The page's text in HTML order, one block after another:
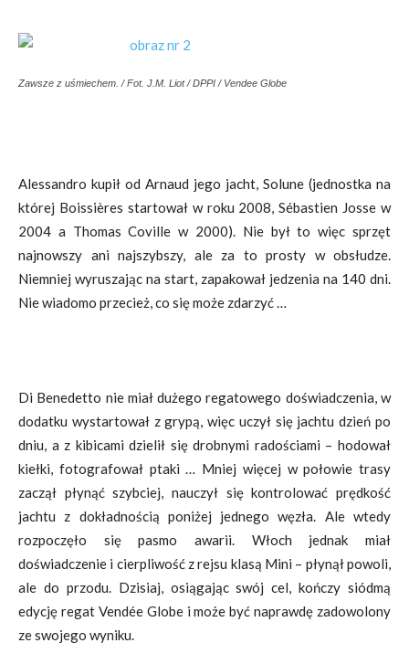
Zawsze z uśmiechem. / Fot. J.M. Liot / DPPI / Vendee Globe
Alessandro kupił od Arnaud jego jacht, Solune (jednostka na
której Boissières startował w roku 2008, Sébastien Josse w
2004 a Thomas Coville w 2000). Nie był to więc sprzęt
najnowszy ani najszybszy, ale za to prosty w obsłudze.
Niemniej wyruszając na start, zapakował jedzenia na 140 dni.
Nie wiadomo przecież, co się może zdarzyć …
Di Benedetto nie miał dużego regatowego doświadczenia, w
dodatku wystartował z grypą, więc uczył się jachtu dzień po
dniu, a z kibicami dzielił się drobnymi radościami – hodował
kiełki, fotografował ptaki … Mniej więcej w połowie trasy
zaczął płynąć szybciej, nauczył się kontrolować prędkość
jachtu z dokładnością poniżej jednego węzła. Ale wtedy
rozpoczęło się pasmo awarii. Włoch jednak miał
doświadczenie i cierpliwość z rejsu klasą Mini – płynął powoli,
ale do przodu. Dzisiaj, osiągając swój cel, kończy siódmą
edycję regat Vendée Globe i może być naprawdę zadowolony
ze swojego wyniku.